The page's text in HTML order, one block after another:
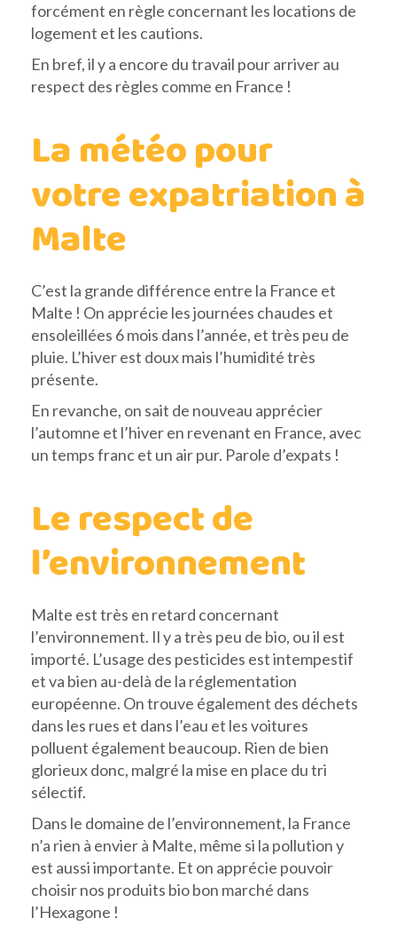
forcément en règle concernant les locations de
logement et les cautions.
En bref, il y a encore du travail pour arriver au
respect des règles comme en France !
La météo pour
votre expatriation à
Malte
C’est la grande différence entre la France et
Malte ! On apprécie les journées chaudes et
ensoleillées 6 mois dans l’année, et très peu de
pluie. L’hiver est doux mais l’humidité très
présente.
En revanche, on sait de nouveau apprécier
l’automne et l’hiver en revenant en France, avec
un temps franc et un air pur. Parole d’expats !
Le respect de
l’environnement
Malte est très en retard concernant
l’environnement. Il y a très peu de bio, ou il est
importé. L’usage des pesticides est intempestif
et va bien au-delà de la réglementation
européenne. On trouve également des déchets
dans les rues et dans l’eau et les voitures
polluent également beaucoup. Rien de bien
glorieux donc, malgré la mise en place du tri
sélectif.
Dans le domaine de l’environnement, la France
n’a rien à envier à Malte, même si la pollution y
est aussi importante. Et on apprécie pouvoir
choisir nos produits bio bon marché dans
l’Hexagone !